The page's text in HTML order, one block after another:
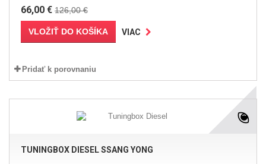
66,00 € 126,00 €
VLOŽIŤ DO KOŠÍKA VIAC
Pridať k porovnaniu
TUNINGBOX DIESEL SSANG YONG